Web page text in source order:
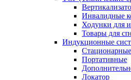
Инвалидные
Ходунки для
Товары для
Индукционные
Портативные
Локатор